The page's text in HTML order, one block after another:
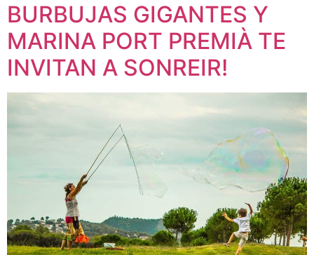
BURBUJAS GIGANTES Y
MARINA PORT PREMIÀ TE
INVITAN A SONREIR!